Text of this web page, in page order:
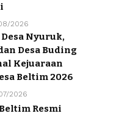
2026
Nyuruk,
Desa Buding
Kejuaraan
Beltim 2026
2026
Resmi